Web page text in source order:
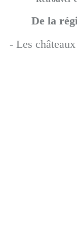
De la
- Les